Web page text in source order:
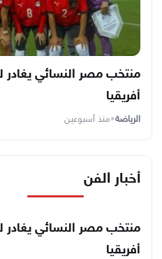
منتخب مصر النسائي
أفريقيا
الرياضة•منذ أسبوعين
أخبار الفن
منتخب مصر النسائي
أفريقيا